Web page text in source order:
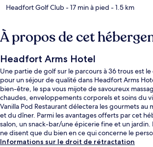
Headfort Golf Club- 17 min à pied - 1.5 km
À propos de cet
Headfort Arms Hotel
Une partie de golf sur le parcours à 36 trous est
pour un séjour de qualité dans Headfort Arms
bien-être, le spa vous mijote de savoureux
chaudes, enveloppements corporels et soins du
Vanilla Pod Restaurant délectera les gourmets
et du dîner. Parmi les avantages offerts par cet
salon, un snack-bar/une épicerie fine et un jardin.
ne disent que du bien en ce qui concerne le
Informations sur le droit de rétractation